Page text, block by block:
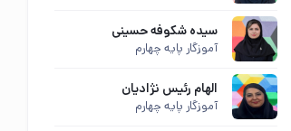
سیده شکوفه حسینی
آموزگار پایه چهارم
الهام رئیس نژادیان
آموزگار پایه چهارم